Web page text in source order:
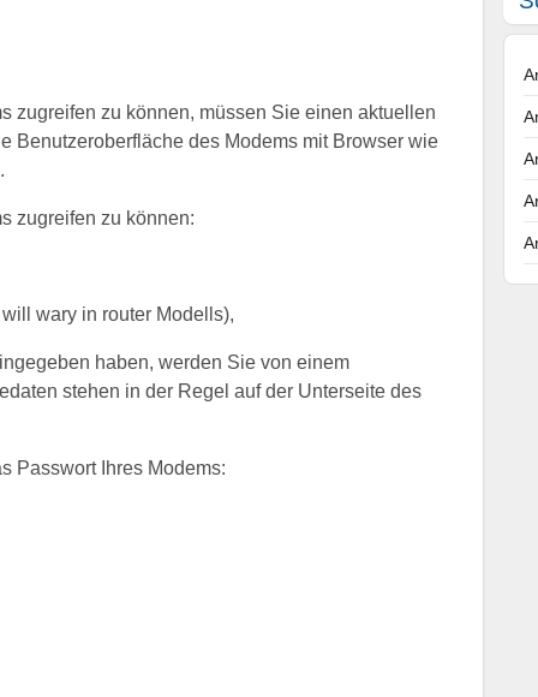
zugreifen zu können, müssen Sie einen aktuellen
Benutzeroberfläche des Modems mit Browser wie
zugreifen zu können:
wary in router Modells),
haben, werden Sie von einem
stehen in der Regel auf der Unterseite des
Passwort Ihres Modems: